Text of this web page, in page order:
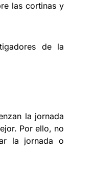
las cortinas y
de la
la jornada
Por ello, no
la jornada o